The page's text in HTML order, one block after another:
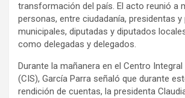
transformación del país. El acto reunió a
personas, entre ciudadanía, presidentas y
municipales, diputadas y diputados
como delegadas y delegados.
Durante la mañanera en el Centro
(CIS), García Parra señaló que durante
rendición de cuentas, la presidenta